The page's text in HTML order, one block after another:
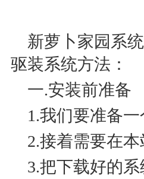
新萝卜家园系
驱装系统方法：
一.安装前准备
1.我们要准备
2.接着需要在
3.把下载好的